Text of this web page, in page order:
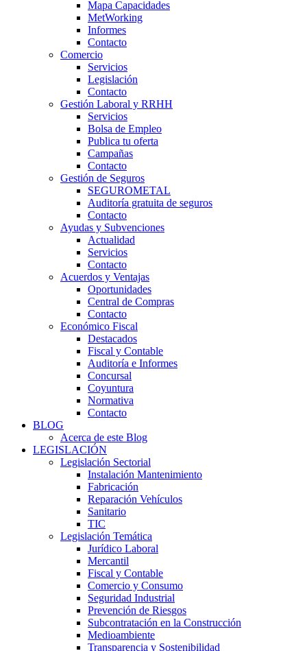
Mapa Capacidades
MetWorking
Informes
Contacto
Comercio
Servicios
Legislación
Contacto
Gestión Laboral y RRHH
Servicios
Bolsa de Empleo
Publica tu oferta
Campañas
Contacto
Gestión de Seguros
SEGUROMETAL
Auditoría gratuita de seguros
Contacto
Ayudas y Subvenciones
Actualidad
Servicios
Contacto
Acuerdos y Ventajas
Oportunidades
Central de Compras
Contacto
Económico Fiscal
Destacados
Fiscal y Contable
Auditoría e Informes
Concursal
Coyuntura
Normativa
Contacto
BLOG
Acerca de este Blog
LEGISLACIÓN
Legislación Sectorial
Instalación Mantenimiento
Fabricación
Reparación Vehículos
Sanitario
TIC
Legislación Temática
Jurídico Laboral
Mercantil
Fiscal y Contable
Comercio y Consumo
Seguridad Industrial
Prevención de Riesgos
Subcontratación en la Construcción
Medioambiente
Transparencia y Sostenibilidad